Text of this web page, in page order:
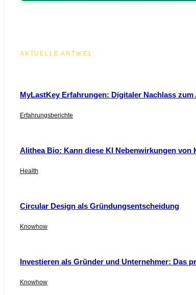
AKTUELLE ARTIKEL
MyLastKey Erfahrungen: Digitaler Nachlass
Erfahrungsberichte
Alithea Bio: Kann diese KI Nebenwirkungen von
Health
Circular Design als Gründungsentscheidung
Knowhow
Investieren als Gründer und Unternehmer: Das
Knowhow